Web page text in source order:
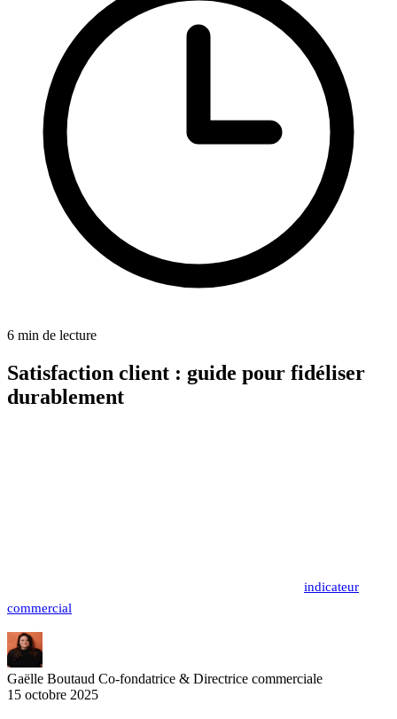
6 min de lecture
Satisfaction client : guide pour fidéliser
durablement
indicateur
commercial
Gaëlle Boutaud Co-fondatrice & Directrice commerciale
15 octobre 2025